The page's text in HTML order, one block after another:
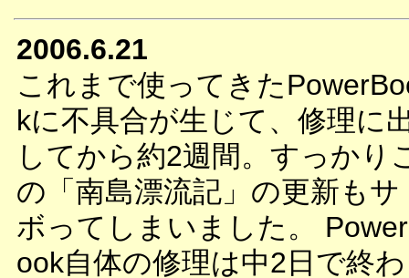
2006.6.21
これまで使ってきた
kに不具合が生じて、修理に
してから約2週間。すっかり
の「南島漂流記」の更新もサ
ボってしまいました。
ook自体の修理は中2日で終わ